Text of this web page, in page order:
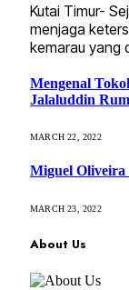
Kutai Timur-
menjaga
kemarau yang
Mengenal
Jalaluddin
MARCH 22, 2022
Miguel Oliveira
MARCH 23, 2022
About Us